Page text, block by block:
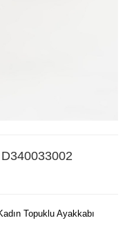
D340033002
Topuklu Ayakkabı